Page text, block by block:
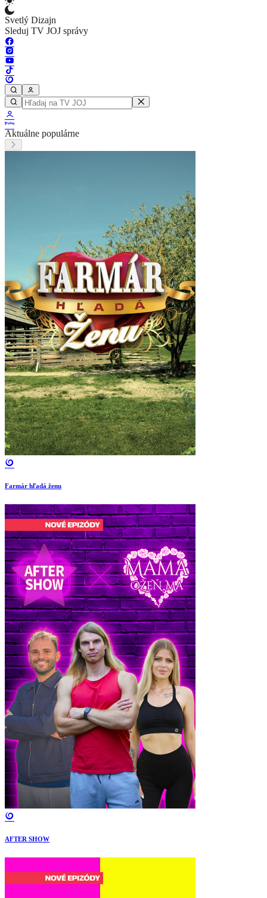
Svetlý Dizajn
Sleduj TV JOJ správy
Aktuálne populárne
Farmár hľadá ženu
AFTER SHOW